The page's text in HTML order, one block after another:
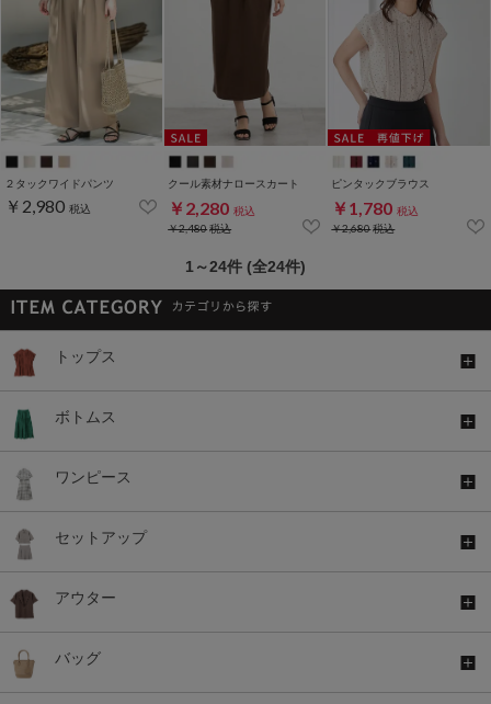
２タックワイドパンツ
￥2,980 税込
クール素材ナロースカート
￥2,280 税込
￥2,480税込
ピンタックブラウス
￥1,780 税込
￥2,680税込
1～24件 (全24件)
トップス
ボトムス
ワンピース
セットアップ
アウター
バッグ